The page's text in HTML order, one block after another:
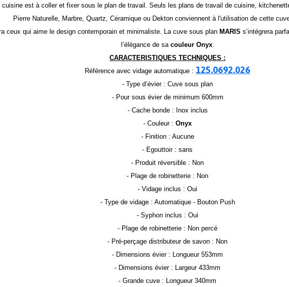
cuisine est à coller et fixer sous le plan de travail. Seuls les plans de travail de cuisine,
Pierre Naturelle, Marbre, Quartz, Céramique ou Dekton conviennent à l'utilisation de cette
ceux qui aime le design contemporain et minimaliste. La cuve sous plan MARIS s’intégrera
l’élégance de sa couleur Onyx.
CARACTERISTIQUES TECHNIQUES :
Référence avec vidage automatique : 125.0692.026
- Type d’évier : Cuve sous plan
- Pour sous évier de minimum 600mm
- Cache bonde : Inox inclus
- Couleur : Onyx
- Finition : Aucune
- Egouttoir : sans
- Produit réversible : Non
- Plage de robinetterie : Non
- Vidage inclus : Oui
- Type de vidage : Automatique - Bouton Push
- Syphon inclus : Oui
- Plage de robinetterie : Non percé
- Pré-perçage distributeur de savon : Non
- Dimensions évier : Longueur 553mm
- Dimensions évier : Largeur 433mm
- Grande cuve : Longueur 340mm